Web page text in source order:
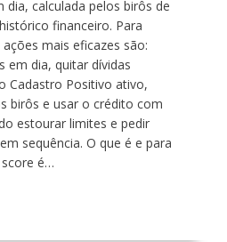
dia, calculada pelos birôs de
financeiro. Para
mais eficazes são:
em dia, quitar dívidas
Cadastro Positivo ativo,
birôs e usar o crédito com
estourar limites e pedir
sequência. O que é e para
é…